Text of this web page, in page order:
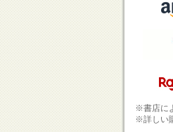
※書店に
※詳しい